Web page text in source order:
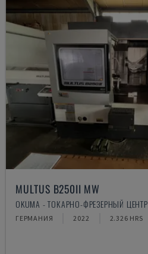
MULTUS B250II MW
OKUMA - ТОКАРНО-ФРЕЗЕРНЫЙ ЦЕНТР
ГЕРМАНИЯ 2022 2.326 HRS